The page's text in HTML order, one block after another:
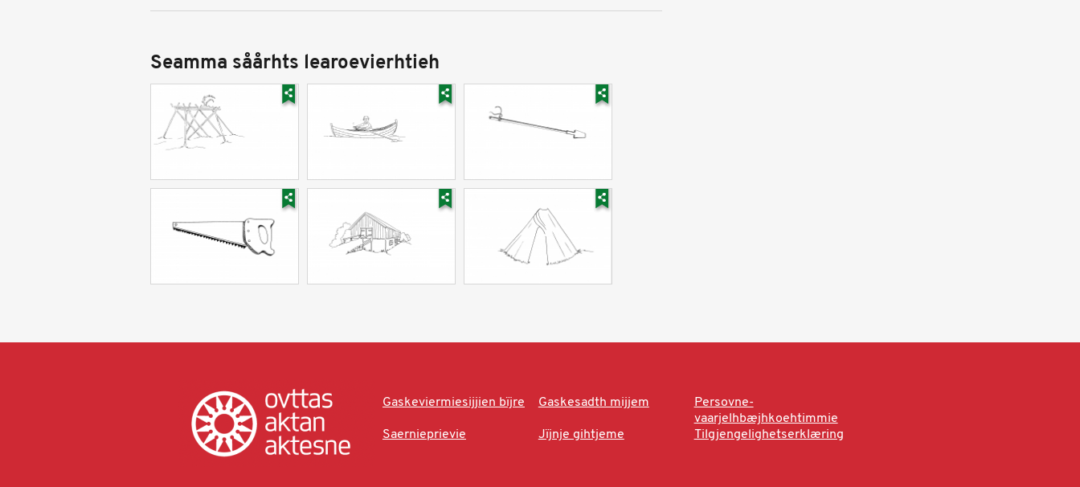
Seamma såårhts learoevierhtieh
Gaskeviermiesijjien bïjre Gaskesadth mijjem
Persovne-
vaarjelhbæjhkoehtimmie
Saernieprievie
Jïjnje gihtjeme Tilgjengelighetserklæring